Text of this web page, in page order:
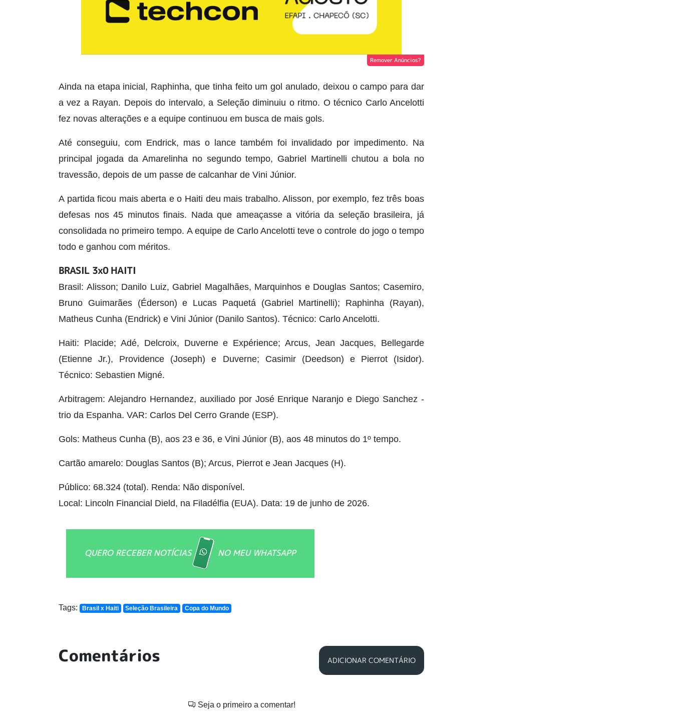
Remover Anúncios?
Ainda na etapa inicial, Raphinha, que tinha feito um gol anulado, deixou o campo para dar
a vez a Rayan. Depois do intervalo, a Seleção diminuiu o ritmo. O técnico Carlo Ancelotti
fez novas alterações e a equipe continuou em busca de mais gols.
Até conseguiu, com Endrick, mas o lance também foi invalidado por impedimento. Na
principal jogada da Amarelinha no segundo tempo, Gabriel Martinelli chutou a bola no
travessão, depois de um passe de calcanhar de Vini Júnior.
A partida ficou mais aberta e o Haiti deu mais trabalho. Alisson, por exemplo, fez três boas
defesas nos 45 minutos finais. Nada que ameaçasse a vitória da seleção brasileira, já
consolidada no primeiro tempo. A equipe de Carlo Ancelotti teve o controle do jogo o tempo
todo e ganhou com méritos.
BRASIL 3x0 HAITI
Brasil: Alisson; Danilo Luiz, Gabriel Magalhães, Marquinhos e Douglas Santos; Casemiro,
Bruno Guimarães (Éderson) e Lucas Paquetá (Gabriel Martinelli); Raphinha (Rayan),
Matheus Cunha (Endrick) e Vini Júnior (Danilo Santos). Técnico: Carlo Ancelotti.
Haiti: Placide; Adé, Delcroix, Duverne e Expérience; Arcus, Jean Jacques, Bellegarde
(Etienne Jr.), Providence (Joseph) e Duverne; Casimir (Deedson) e Pierrot (Isidor).
Técnico: Sebastien Migné.
Arbitragem: Alejandro Hernandez, auxiliado por José Enrique Naranjo e Diego Sanchez -
trio da Espanha. VAR: Carlos Del Cerro Grande (ESP).
Gols: Matheus Cunha (B), aos 23 e 36, e Vini Júnior (B), aos 48 minutos do 1º tempo.
Cartão amarelo: Douglas Santos (B); Arcus, Pierrot e Jean Jacques (H).
Público: 68.324 (total). Renda: Não disponível.
Local: Lincoln Financial Dield, na Filadélfia (EUA). Data: 19 de junho de 2026.
QUERO RECEBER NOTÍCIAS NO MEU WHATSAPP
Tags: Brasil x Haiti Seleção Brasileira Copa do Mundo
Comentários ADICIONAR COMENTÁRIO
Seja o primeiro a comentar!